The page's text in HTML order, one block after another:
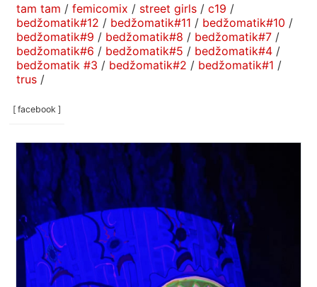
tam tam / femicomix / street girls / c19 /
bedžomatik#12 / bedžomatik#11 / bedžomatik#10 /
bedžomatik#9 / bedžomatik#8 / bedžomatik#7 /
bedžomatik#6 / bedžomatik#5 / bedžomatik#4 /
bedžomatik #3 / bedžomatik#2 / bedžomatik#1 /
trus /
[ facebook ]